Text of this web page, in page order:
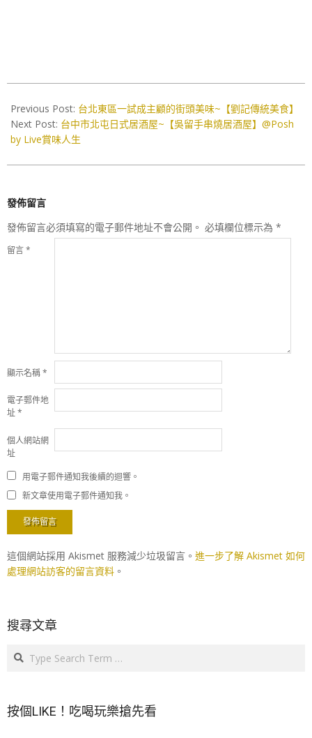
01-
24
Previous Post: 台北東區一試成主顧的街頭美味~【劉記傳統美食】
Next Post: 台中市北屯日式居酒屋~【吳留手串燒居酒屋】@Posh
by Live賞味人生
發佈留言
發佈留言必須填寫的電子郵件地址不會公開。 必填欄位標示為 *
留言*
顯示名稱*
電子郵件地
址*
個人網站網
址
用電子郵件通知我後續的迴響。
新文章使用電子郵件通知我。
這個網站採用 Akismet 服務減少垃圾留言。 進一步了解 Akismet 如何
處理網站訪客的留言資料 。
搜尋文章
Search
按個LIKE！吃喝玩樂搶先看